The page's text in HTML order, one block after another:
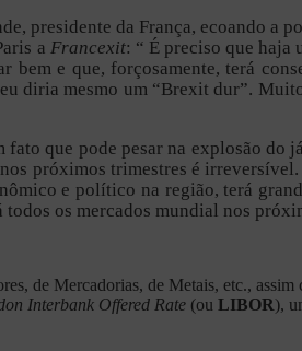
presidente da França, ecoando a
a Francexit: “ É preciso que haja
e que, forçosamente, terá
diria mesmo um “Brexit dur”.
que pode pesar na explosão
próximos trimestres é
e político na região, terá
os mercados mundial nos
de Mercadorias, de Metais, etc., assim
Interbank Offered Rate (ou LIBOR),